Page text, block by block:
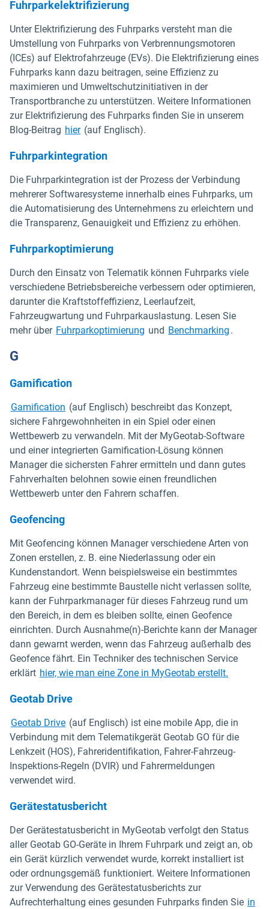
Fuhrparkelektrifizierung
Unter Elektrifizierung des Fuhrparks versteht man die
Umstellung von Fuhrparks von Verbrennungsmotoren
(ICEs) auf Elektrofahrzeuge (EVs). Die Elektrifizierung eines
Fuhrparks kann dazu beitragen, seine Effizienz zu
maximieren und Umweltschutzinitiativen in der
Transportbranche zu unterstützen. Weitere Informationen
zur Elektrifizierung des Fuhrparks finden Sie in unserem
Blog-Beitrag hier (auf Englisch).
Fuhrparkintegration
Die Fuhrparkintegration ist der Prozess der Verbindung
mehrerer Softwaresysteme innerhalb eines Fuhrparks, um
die Automatisierung des Unternehmens zu erleichtern und
die Transparenz, Genauigkeit und Effizienz zu erhöhen.
Fuhrparkoptimierung
Durch den Einsatz von Telematik können Fuhrparks viele
verschiedene Betriebsbereiche verbessern oder optimieren,
darunter die Kraftstoffeffizienz, Leerlaufzeit,
Fahrzeugwartung und Fuhrparkauslastung. Lesen Sie
mehr über Fuhrparkoptimierung und Benchmarking .
G
Gamification
Gamification (auf Englisch) beschreibt das Konzept,
sichere Fahrgewohnheiten in ein Spiel oder einen
Wettbewerb zu verwandeln. Mit der MyGeotab-Software
und einer integrierten Gamification-Lösung können
Manager die sichersten Fahrer ermitteln und dann gutes
Fahrverhalten belohnen sowie einen freundlichen
Wettbewerb unter den Fahrern schaffen.
Geofencing
Mit Geofencing können Manager verschiedene Arten von
Zonen erstellen, z. B. eine Niederlassung oder ein
Kundenstandort. Wenn beispielsweise ein bestimmtes
Fahrzeug eine bestimmte Baustelle nicht verlassen sollte,
kann der Fuhrparkmanager für dieses Fahrzeug rund um
den Bereich, in dem es bleiben sollte, einen Geofence
einrichten. Durch Ausnahme(n)-Berichte kann der Manager
dann gewarnt werden, wenn das Fahrzeug außerhalb des
Geofence fährt. Ein Techniker des technischen Service
erklärt hier, wie man eine Zone in MyGeotab erstellt.
Geotab Drive
Geotab Drive (auf Englisch) ist eine mobile App, die in
Verbindung mit dem Telematikgerät Geotab GO für die
Lenkzeit (HOS), Fahreridentifikation, Fahrer-Fahrzeug-
Inspektions-Regeln (DVIR) und Fahrermeldungen
verwendet wird.
Gerätestatusbericht
Der Gerätestatusbericht in MyGeotab verfolgt den Status
aller Geotab GO-Geräte in Ihrem Fuhrpark und zeigt an, ob
ein Gerät kürzlich verwendet wurde, korrekt installiert ist
oder ordnungsgemäß funktioniert. Weitere Informationen
zur Verwendung des Gerätestatusberichts zur
Aufrechterhaltung eines gesunden Fuhrparks finden Sie in